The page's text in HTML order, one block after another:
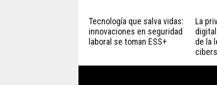
Tecnología que salva vidas:
innovaciones en seguridad
laboral se toman ESS+
La
de la